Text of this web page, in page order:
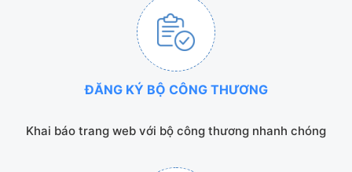
ĐĂNG KÝ BỘ CÔNG THƯƠNG
Khai báo trang web với bộ công thương nhanh chóng